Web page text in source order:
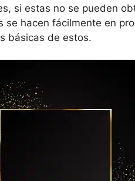
si estas no se pueden
hacen fácilmente en
básicas de estos.